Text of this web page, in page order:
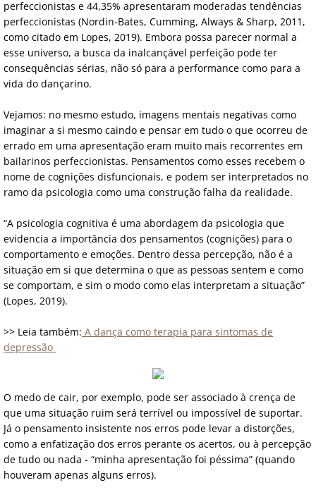
perfeccionistas e 44,35% apresentaram moderadas tendências
perfeccionistas (Nordin-Bates, Cumming, Always & Sharp, 2011,
como citado em Lopes, 2019). Embora possa parecer normal a
esse universo, a busca da inalcançável perfeição pode ter
consequências sérias, não só para a performance como para a
vida do dançarino.
​Vejamos: no mesmo estudo, imagens mentais negativas como
imaginar a si mesmo caindo e pensar em tudo o que ocorreu de
errado em uma apresentação eram muito mais recorrentes em
bailarinos perfeccionistas. Pensamentos como esses recebem o
nome de cognições disfuncionais, e podem ser interpretados no
ramo da psicologia como uma construção falha da realidade.
“A psicologia cognitiva é uma abordagem da psicologia que
evidencia a importância dos pensamentos (cognições) para o
comportamento e emoções. Dentro dessa percepção, não é a
situação em si que determina o que as pessoas sentem e como
se comportam, e sim o modo como elas interpretam a situação”
(Lopes, 2019).
>> Leia também: A dança como terapia para sintomas de
depressão
O medo de cair, por exemplo, pode ser associado à crença de
que uma situação ruim será terrível ou impossível de suportar.
Já o pensamento insistente nos erros pode levar a distorções,
como a enfatização dos erros perante os acertos, ou à percepção
de tudo ou nada - “minha apresentação foi péssima” (quando
houveram apenas alguns erros).